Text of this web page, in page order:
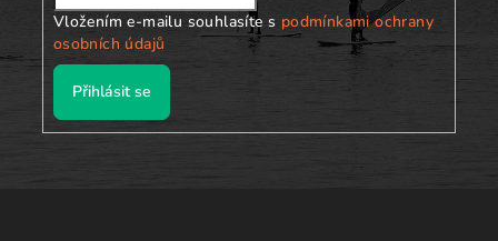
Vložením e-mailu souhlasíte s podmínkami ochrany
osobních údajů
Přihlásit se